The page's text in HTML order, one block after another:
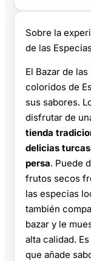
Sobre la
de las
El Bazar de
coloridos de
sus sabores.
disfrutar de
tienda
delicias
persa. Puede
frutos secos
las especias
también
bazar y le
alta calidad.
que añade